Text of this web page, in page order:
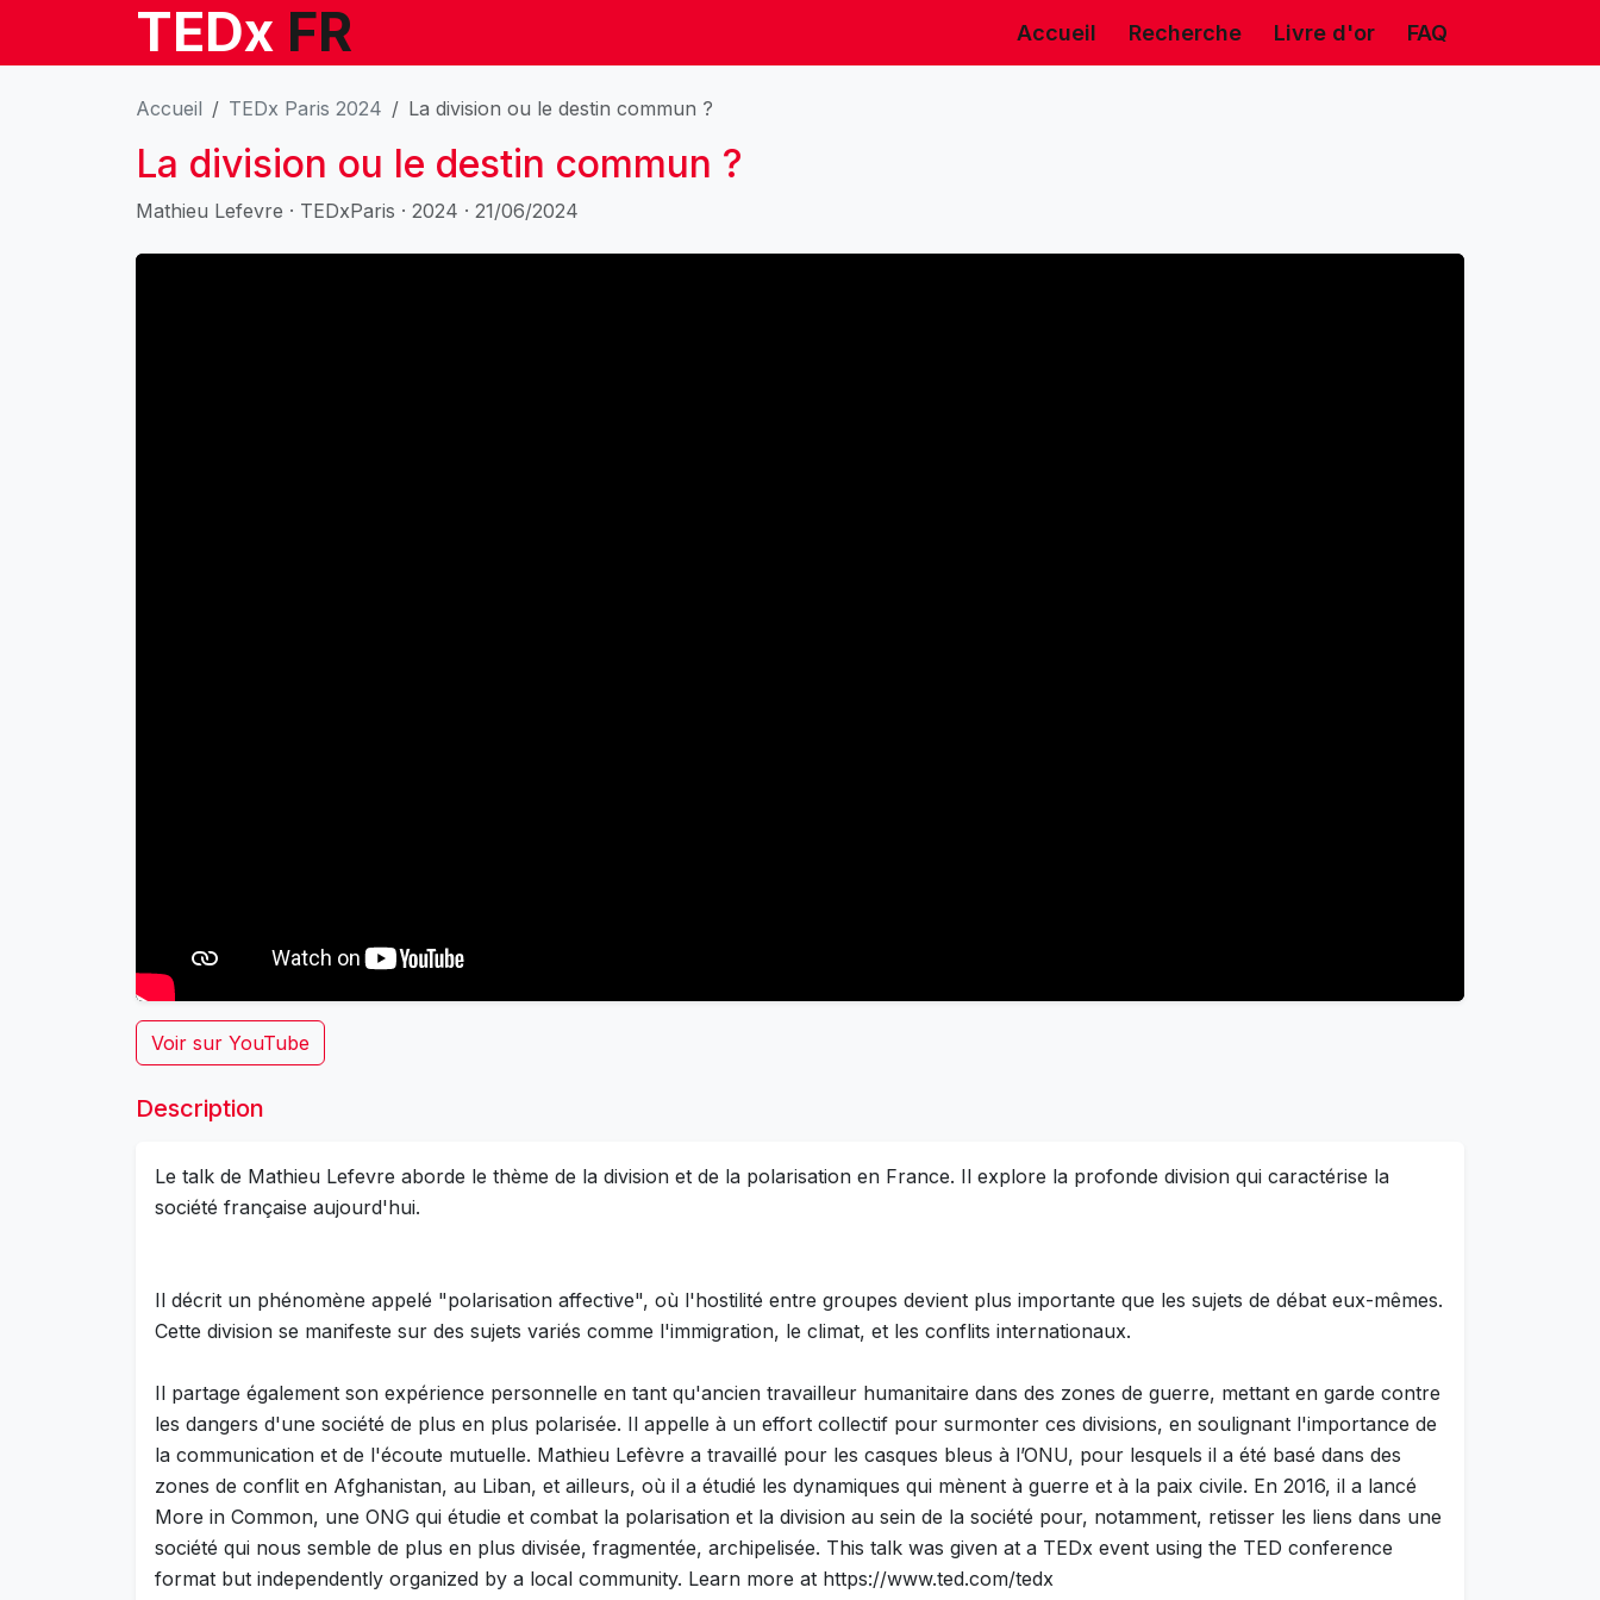
TEDx FR Accueil Recherche Livre d'or FAQ
Accueil TEDx Paris 2024 La division ou le destin commun ?
La division ou le destin commun ?
Mathieu Lefevre · TEDxParis · 2024 · 21/06/2024
Voir sur YouTube
Description
Le talk de Mathieu Lefevre aborde le thème de la division et de la polarisation en France. Il explore la profonde division qui caractérise la
société française aujourd'hui.
Il décrit un phénomène appelé "polarisation affective", où l'hostilité entre groupes devient plus importante que les sujets de débat eux-mêmes.
Cette division se manifeste sur des sujets variés comme l'immigration, le climat, et les conflits internationaux.
Il partage également son expérience personnelle en tant qu'ancien travailleur humanitaire dans des zones de guerre, mettant en garde contre
les dangers d'une société de plus en plus polarisée. Il appelle à un effort collectif pour surmonter ces divisions, en soulignant l'importance de
la communication et de l'écoute mutuelle. Mathieu Lefèvre a travaillé pour les casques bleus à l’ONU, pour lesquels il a été basé dans des
zones de conflit en Afghanistan, au Liban, et ailleurs, où il a étudié les dynamiques qui mènent à guerre et à la paix civile. En 2016, il a lancé
More in Common, une ONG qui étudie et combat la polarisation et la division au sein de la société pour, notamment, retisser les liens dans une
société qui nous semble de plus en plus divisée, fragmentée, archipelisée. This talk was given at a TEDx event using the TED conference
format but independently organized by a local community. Learn more at https://www.ted.com/tedx